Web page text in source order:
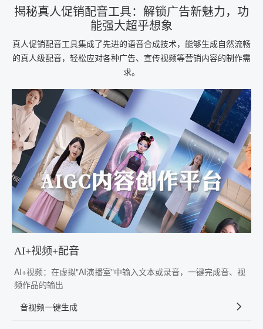
揭秘真人促销配音工具：解锁广告新魅力，功
能强大超乎想象
真人促销配音工具集成了先进的语音合成技术，能够生成自然流畅
的真人级配音，轻松应对各种广告、宣传视频等营销内容的制作需
求。
AI+视频+配音
AI+视频：在虚拟"AI演播室"中输入文本或录音，一键完成音、视
频作品的输出
音视频一键生成